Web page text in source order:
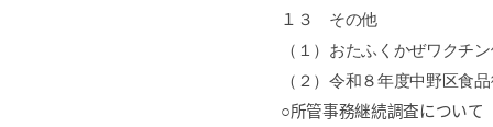
１
３
その他
（１）おたふくかぜワクチ
（２）令和８年度中野区食
○所管事務継続調査について